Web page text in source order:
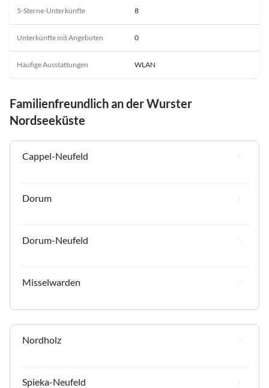
5-Sterne-Unterkünfte 8
Unterkünfte mit Angeboten 0
Häufige Ausstattungen WLAN
Familienfreundlich an der Wurster
Nordseeküste
Cappel-Neufeld
Dorum
Dorum-Neufeld
Misselwarden
Nordholz
Spieka-Neufeld